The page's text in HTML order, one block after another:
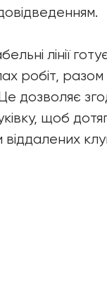
лінії
робіт, разом
Це дозволяє
щоб